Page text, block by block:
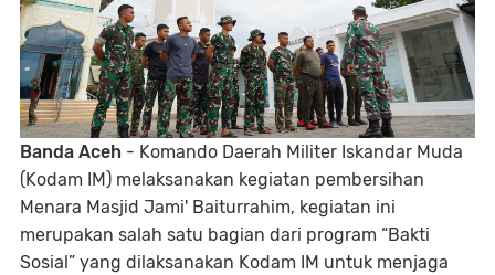
Banda Aceh - Komando Daerah Militer Iskandar Muda
(Kodam IM) melaksanakan kegiatan pembersihan
Menara Masjid Jami' Baiturrahim, kegiatan ini
merupakan salah satu bagian dari program “Bakti
Sosial” yang dilaksanakan Kodam IM untuk menjaga